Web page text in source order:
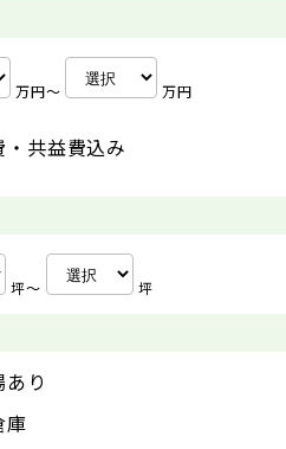
万円〜 万円
・共益費込み
坪〜 坪
り
庫